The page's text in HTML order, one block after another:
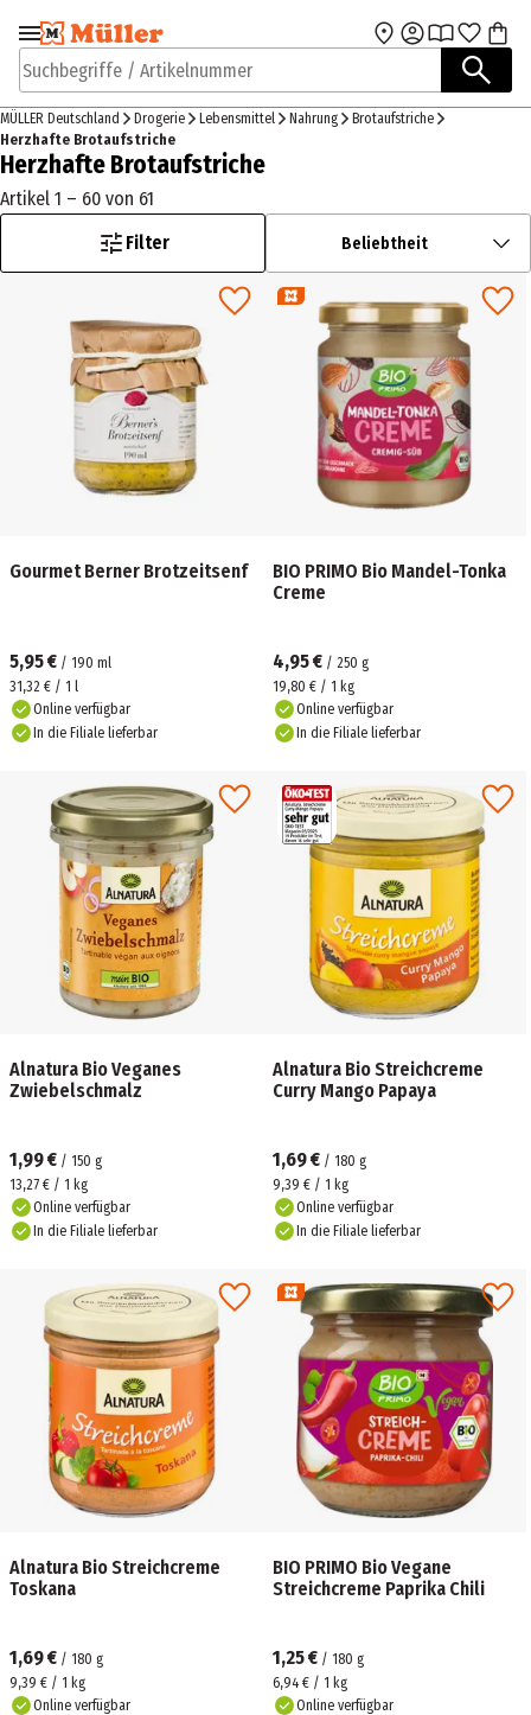
Zur Navigation
springen
Zum Hauptinhalt
Suchbegriffe / Artikelnummer
MÜLLER Deutschland Drogerie Lebensmittel Nahrung
Brotaufstriche
Herzhafte Brotaufstriche
Herzhafte Brotaufstriche
Artikel 1 – 60 von 61
Filter
Beliebtheit
Gourmet Berner Brotzeitsenf
5,95 € / 190 ml
31,32 € / 1 l
Online verfügbar
In die Filiale lieferbar
BIO PRIMO Bio Mandel-Tonka
Creme
4,95 € / 250 g
19,80 € / 1 kg
Online verfügbar
In die Filiale lieferbar
Alnatura Bio Veganes
Zwiebelschmalz
1,99 € / 150 g
13,27 € / 1 kg
Online verfügbar
In die Filiale lieferbar
Alnatura Bio Streichcreme
Curry Mango Papaya
1,69 € / 180 g
9,39 € / 1 kg
Online verfügbar
In die Filiale lieferbar
Alnatura Bio Streichcreme
Toskana
1,69 € / 180 g
9,39 € / 1 kg
Online verfügbar
BIO PRIMO Bio Vegane
Streichcreme Paprika Chili
1,25 € / 180 g
6,94 € / 1 kg
Online verfügbar